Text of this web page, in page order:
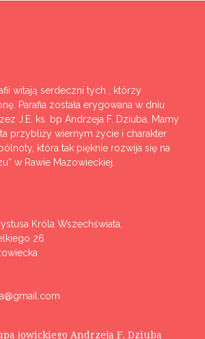
witają serdeczni tych , którzy
Parafia została erygowana w dniu
J.E. ks. bp Andrzeja F. Dziuba. Mamy
przybliży wiernym życie i charakter
która tak pięknie rozwija się na
w Rawie Mazowieckiej.
Króla Wszechświata,
26
łowickiego Andrzeja F. Dziuba